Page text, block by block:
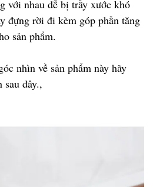
với nhau dễ bị trầy xước khó
đựng rời đi kèm góp phần tăng
sản phẩm.
nhìn về sản phẩm này hãy
đây.,